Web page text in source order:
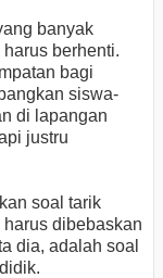
banyak
berhenti.
bagi
siswa-
di lapangan
justru
soal tarik
dibebaskan
dia, adalah soal